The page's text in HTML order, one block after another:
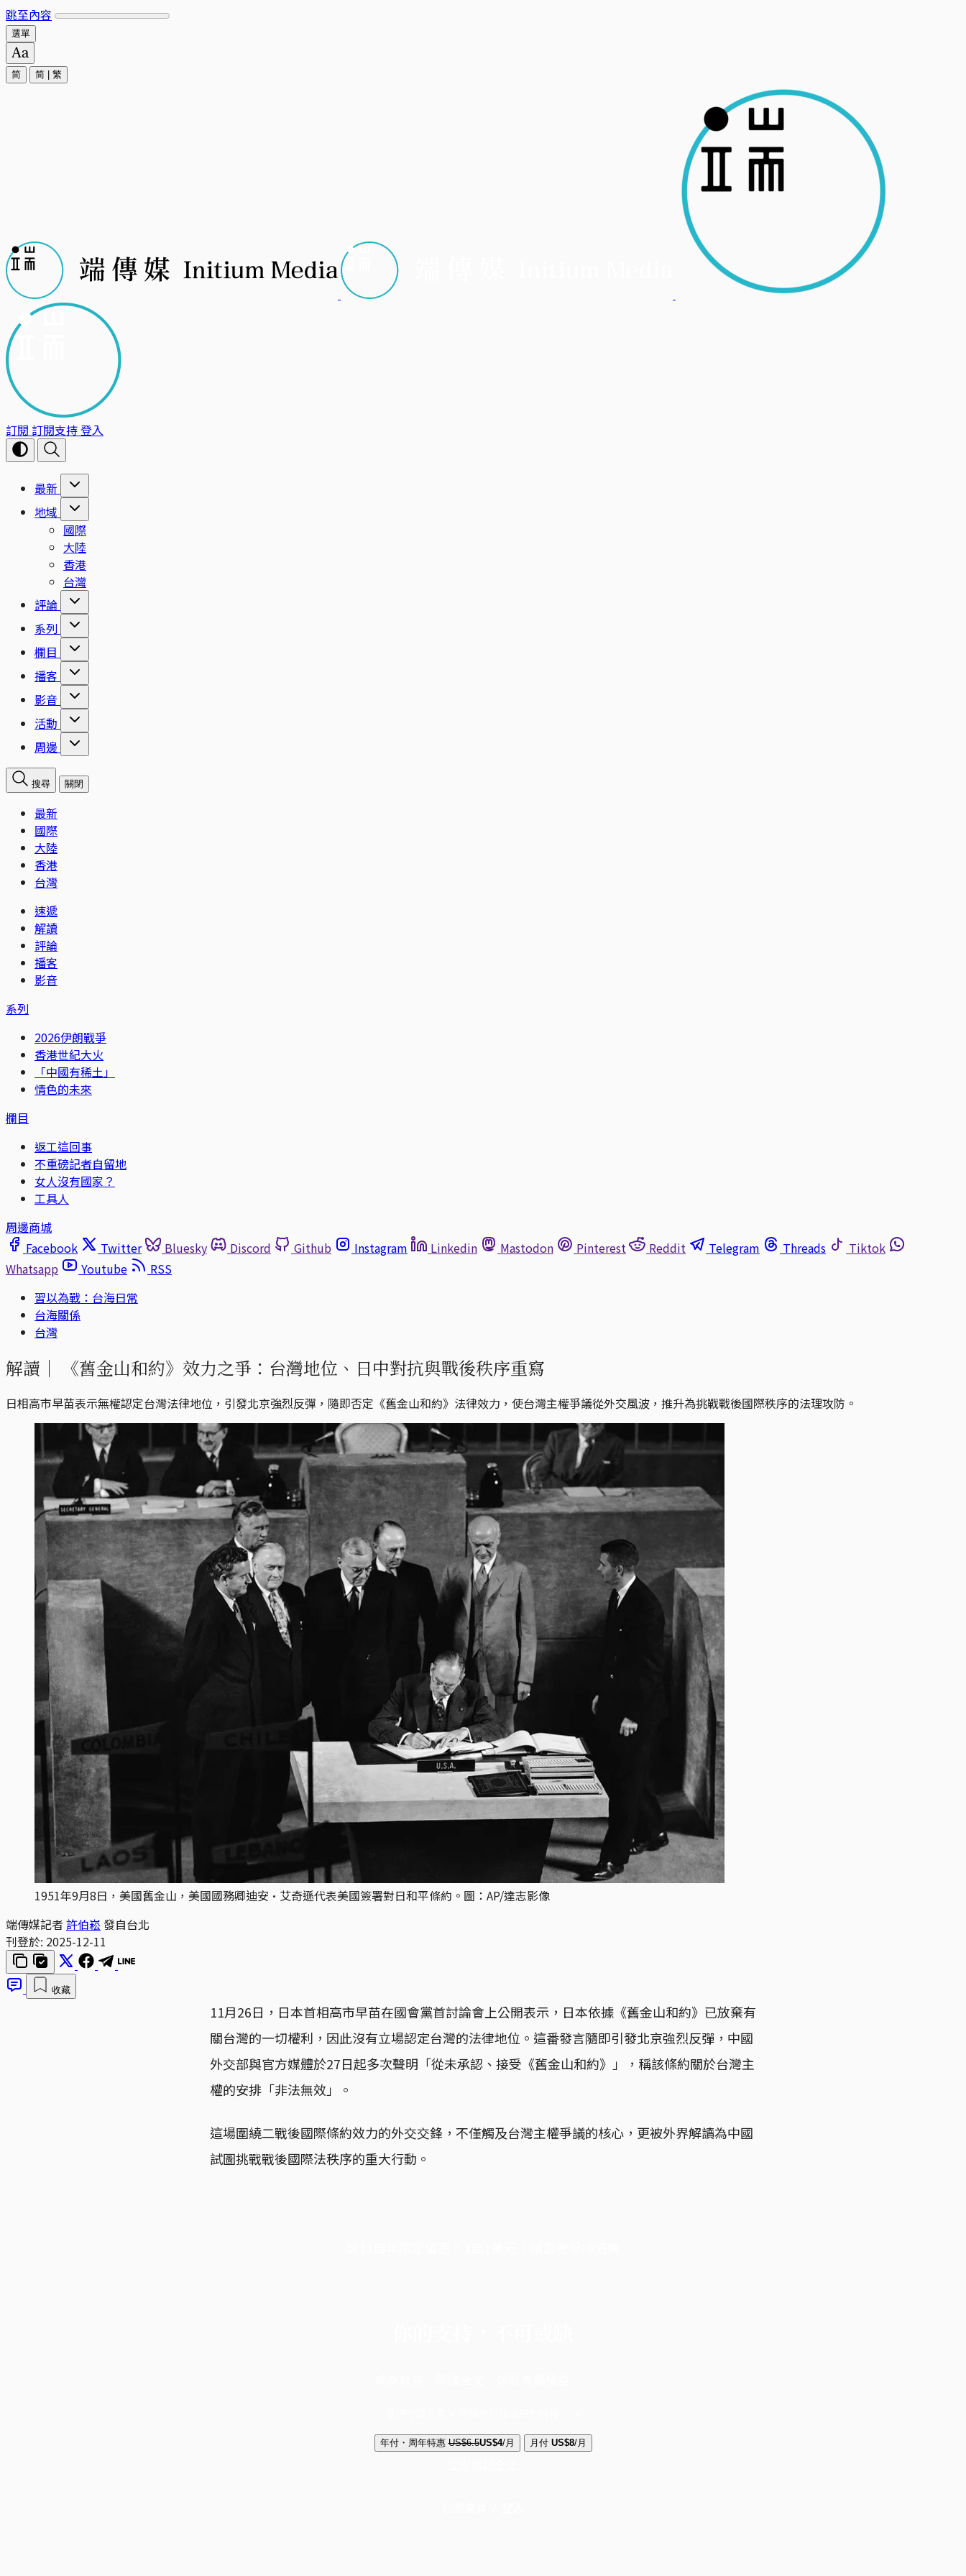
跳至內容
選單
简 简 繁
訂閱 訂閱支持登入
最新
地域
國際
大陸
香港
台灣
評論
系列
欄目
播客
影音
活動
周邊
搜尋 關閉
最新
國際
大陸
香港
台灣
速遞
解讀
評論
播客
影音
系列
2026伊朗戰爭
香港世紀大火
「中國有稀土」
情色的未來
欄目
返工這回事
不重磅記者自留地
女人沒有國家？
工具人
周邊商城
Facebook
Twitter Bluesky Discord Github Instagram Linkedin Mastodon Pinterest Reddit Telegram Threads
Tiktok
Whatsapp
Youtube
RSS
習以為戰：台海日常
台海關係
台灣
解讀｜ 《舊金山和約》效力之爭：台灣地位、日中對抗與戰後秩序重寫
日相高市早苗表示無權認定台灣法律地位，引發北京強烈反彈，隨即否定《舊金山和約》法律效力，使台灣主權爭議從外交風波，推升為挑戰戰後國際秩序的法理攻防。
1951年9月8日，美國舊金山，美國國務卿迪安·艾奇遜代表美國簽署對日和平條約。圖：AP/達志影像
端傳媒記者 許伯崧 發自台北
刊登於: 2025-12-11
收藏
11月26日，日本首相高市早苗在國會黨首討論會上公開表示，日本依據《舊金山和約》已放棄有
關台灣的一切權利，因此沒有立場認定台灣的法律地位。這番發言隨即引發北京強烈反彈，中國
外交部與官方媒體於27日起多次聲明「從未承認、接受《舊金山和約》」，稱該條約關於台灣主
權的安排「非法無效」。
這場圍繞二戰後國際條約效力的外交交鋒，不僅觸及台灣主權爭議的核心，更被外界解讀為中國
試圖挑戰戰後國際法秩序的重大行動。
年付・周年特惠 US$6.5US$4/月 月付 US$8/月